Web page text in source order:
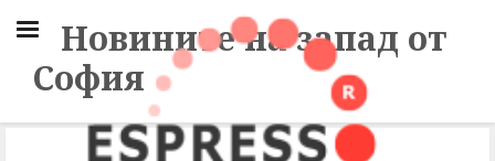
Новините на запад от
София